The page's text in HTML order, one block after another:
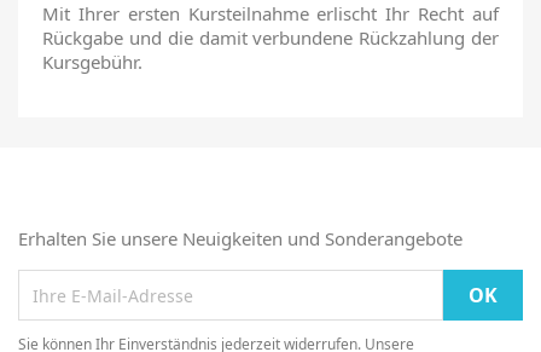
Mit Ihrer ersten Kursteilnahme erlischt Ihr Recht auf
Rückgabe und die damit verbundene Rückzahlung der
Kursgebühr.
Erhalten Sie unsere Neuigkeiten und Sonderangebote
Sie können Ihr Einverständnis jederzeit widerrufen. Unsere
Wunschliste zu speichern.